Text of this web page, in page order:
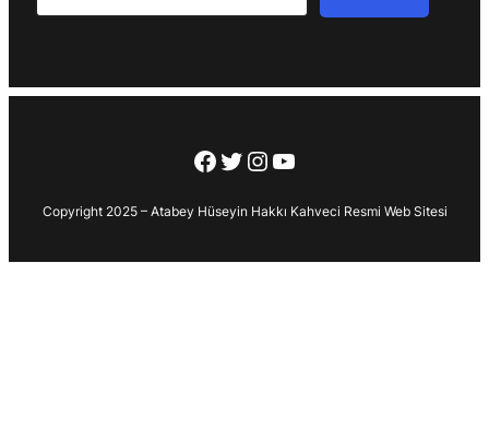
Facebook
Twitter
Instagram
YouTube
Copyright 2025 – Atabey Hüseyin Hakkı Kahveci Resmi Web Sitesi